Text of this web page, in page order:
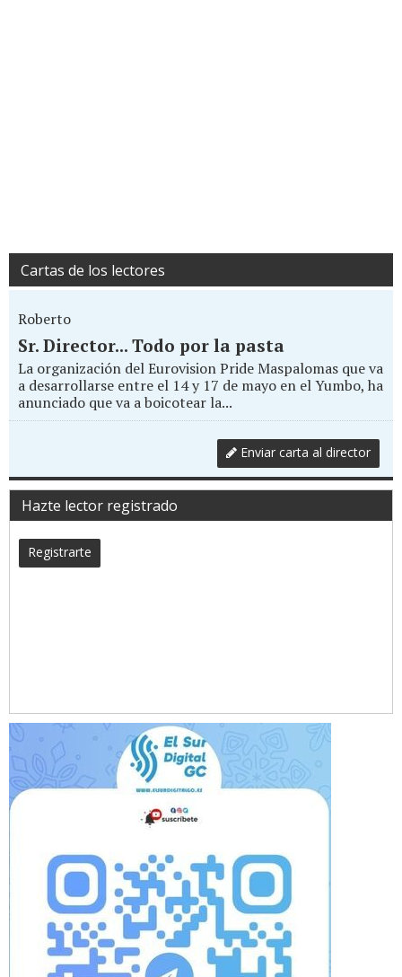
Cartas de los lectores
Roberto
Sr. Director... Todo por la pasta
La organización del Eurovision Pride Maspalomas que va
a desarrollarse entre el 14 y 17 de mayo en el Yumbo, ha
anunciado que va a boicotear la...
Enviar carta al director
Hazte lector registrado
Registrarte